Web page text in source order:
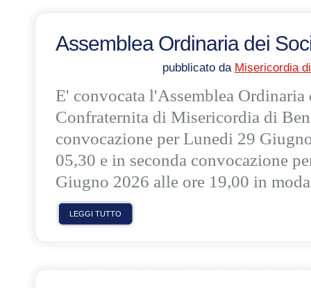
Assemblea Ordinaria dei
pubblicato da Misericordia
E' convocata l'Assemblea Ordinaria
Confraternita di Misericordia di
convocazione per Lunedi 29
05,30 e in seconda convocazione
Giugno 2026 alle ore 19,00 in
LEGGI TUTTO